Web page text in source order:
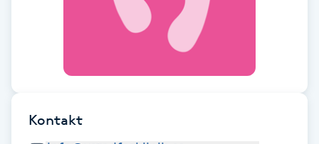
Faceliftmassage
Kontakt